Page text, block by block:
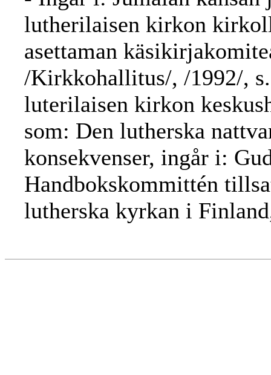
lutherilaisen kirkon
asettaman
/Kirkkohallitus/, /1992/,
luterilaisen kirkon
som: Den lutherska
konsekvenser, ingår i:
Handbokskommittén
lutherska kyrkan i